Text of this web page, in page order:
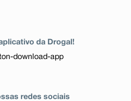
da Drogal!
redes sociais